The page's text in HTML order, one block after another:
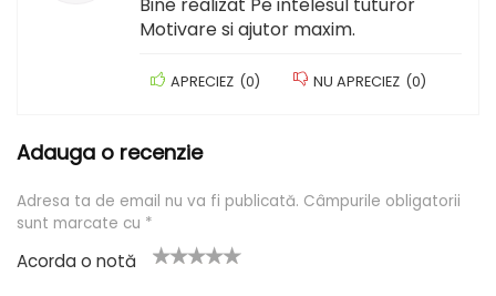
Motivare si ajutor maxim.
APRECIEZ (0) NU APRECIEZ (0)
Adauga o recenzie
Adresa ta de email nu va fi publicată. Câmpurile obligatorii
sunt marcate cu *
Acorda o notă